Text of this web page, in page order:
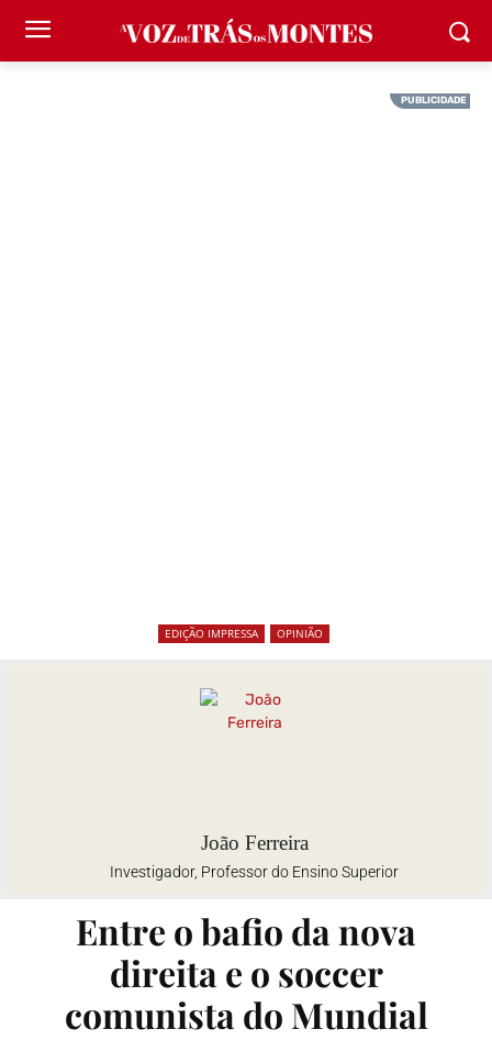
EDIÇÃO IMPRESSA OPINIÃO
João Ferreira
Investigador, Professor do Ensino Superior
Entre o bafio da nova
direita e o soccer
comunista do Mundial